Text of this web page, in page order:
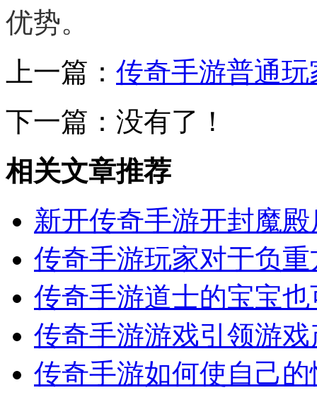
优势。
上一篇： 传奇手游普通
下一篇：没有了！
相关文章推荐
新开传奇手游开封魔
传奇手游玩家对于负
传奇手游道士的宝宝
传奇手游游戏引领游戏
传奇手游如何使自己